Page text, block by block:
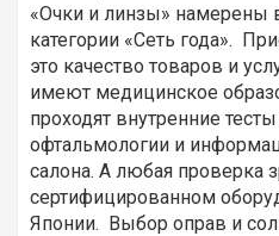
«Очки и линзы» намерены
категории «Сеть года».
это качество товаров и
имеют медицинское
проходят внутренние
офтальмологии и
салона. А любая проверка
сертифицированном
Японии. Выбор оправ и